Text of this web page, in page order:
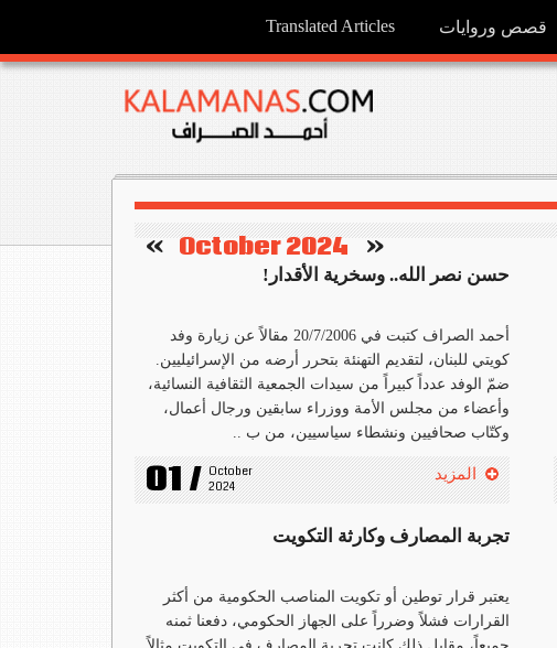
قصص وروايات Translated Articles
«
October 2024
»
حسن نصر الله.. وسخرية الأقدار!
أحمد الصراف كتبت في 20/7/2006 مقالاً عن زيارة وفد
كويتي للبنان، لتقديم التهنئة بتحرر أرضه من الإسرائيليين.
ضمّ الوفد عدداً كبيراً من سيدات الجمعية الثقافية النسائية،
وأعضاء من مجلس الأمة ووزراء سابقين ورجال أعمال،
وكتّاب صحافيين ونشطاء سياسيين، من ب ..
01 / October
2024
المزيد
تجربة المصارف وكارثة التكويت
يعتبر قرار توطين أو تكويت المناصب الحكومية من أكثر
القرارات فشلاً وضرراً على الجهاز الحكومي، دفعنا ثمنه